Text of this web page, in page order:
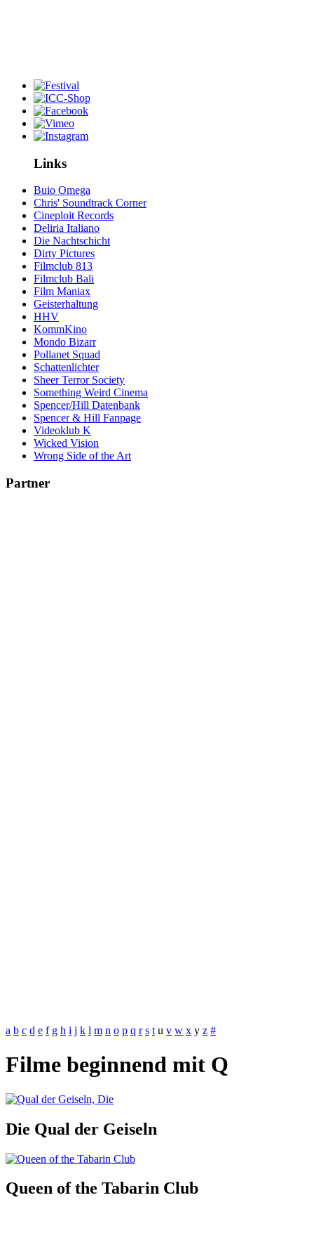
Links
Buio Omega
Chris' Soundtrack Corner
Cineploit Records
Deliria Italiano
Die Nachtschicht
Dirty Pictures
Filmclub 813
Filmclub Bali
Film Maniax
Geisterhaltung
HHV
KommKino
Mondo Bizarr
Pollanet Squad
Schattenlichter
Sheer Terror Society
Something Weird Cinema
Spencer/Hill Datenbank
Spencer & Hill Fanpage
Videoklub K
Wicked Vision
Wrong Side of the Art
Partner
a b c d e f g h i j k l m n o p q r s t u v w x y z #
Filme beginnend mit Q
Die Qual der Geiseln
Queen of the Tabarin Club